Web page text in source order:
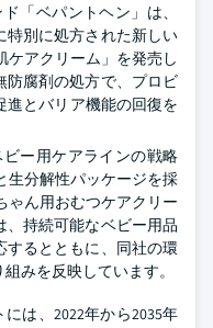
「ベパントヘン」は、
特別に処方された新しい
ケアクリーム」を発売し
防腐剤の処方で、プロビ
進とバリア機能の回復を
ー用ケアラインの戦略
生分解性パッケージを採
ゃん用おむつケアクリー
、持続可能なベビー用品
するとともに、同社の環
みを反映しています。
は、2022年から2035年